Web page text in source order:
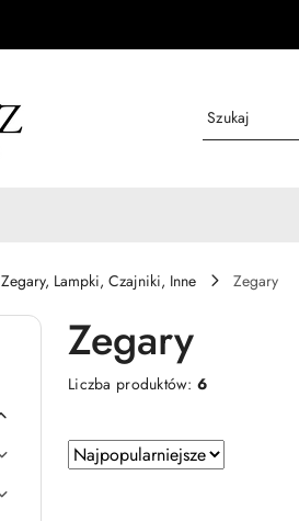
Zegary, Lampki, Czajniki, Inne Zegary
Zegary
Liczba produktów:6
Zastosowano
sortowanie:
Sortuj
według